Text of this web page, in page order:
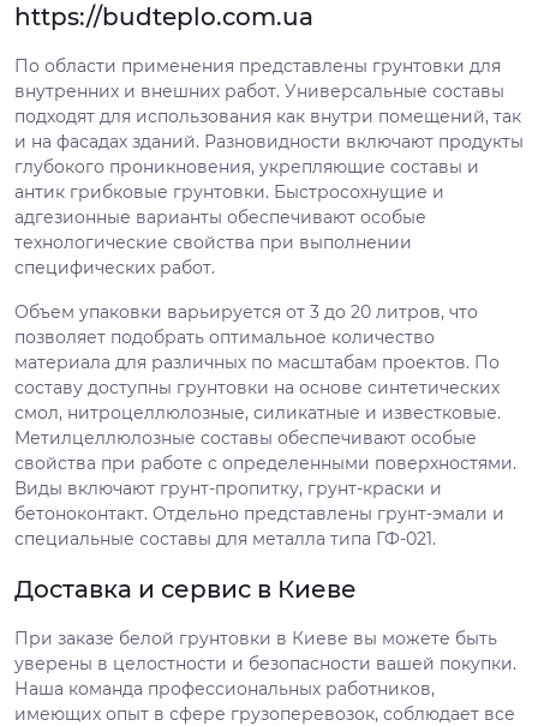
https://budteplo.com.ua
По области применения представлены грунтовки для
внутренних и внешних работ. Универсальные составы
подходят для использования как внутри помещений, так
и на фасадах зданий. Разновидности включают продукты
глубокого проникновения, укрепляющие составы и
антик грибковые грунтовки. Быстросохнущие и
адгезионные варианты обеспечивают особые
технологические свойства при выполнении
специфических работ.
Объем упаковки варьируется от 3 до 20 литров, что
позволяет подобрать оптимальное количество
материала для различных по масштабам проектов. По
составу доступны грунтовки на основе синтетических
смол, нитроцеллюлозные, силикатные и известковые.
Метилцеллюлозные составы обеспечивают особые
свойства при работе с определенными поверхностями.
Виды включают грунт-пропитку, грунт-краски и
бетоноконтакт. Отдельно представлены грунт-эмали и
специальные составы для металла типа ГФ-021.
Доставка и сервис в Киеве
При заказе белой грунтовки в Киеве вы можете быть
уверены в целостности и безопасности вашей покупки.
Наша команда профессиональных работников,
имеющих опыт в сфере грузоперевозок, соблюдает все